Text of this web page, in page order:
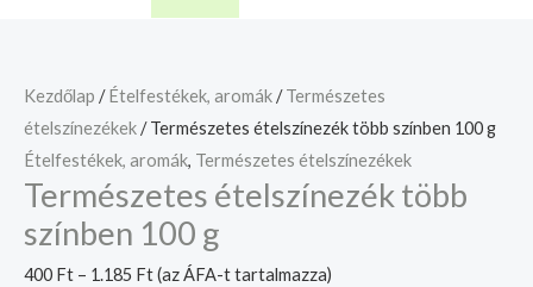
Kezdőlap /Ételfestékek, aromák/Természetes
ételszínezékek/ Természetes ételszínezék több színben 100 g
Ételfestékek, aromák, Természetes ételszínezékek
Természetes ételszínezék több
színben 100 g
400 Ft – 1.185 Ft(az ÁFA-t tartalmazza)